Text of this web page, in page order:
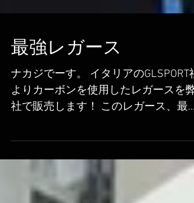
最強レガース
ナカジでーす。 イタリアのGLSPORT社
強強強強強強強で
す！！！！！！！！！！！ カーボンは
鉄の１０倍、1/5の軽さと言われてい